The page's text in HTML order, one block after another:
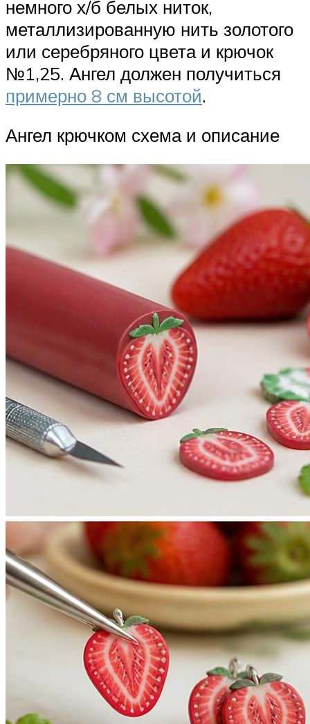
немного х/б белых ниток,
металлизированную нить золотого
или серебряного цвета и крючок
№1,25. Ангел должен получиться
примерно 8 см высотой.
Ангел крючком схема и описание